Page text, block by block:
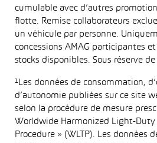
cumulable avec d’autres
flotte. Remise collaborateurs
un véhicule par personne.
concessions AMAG participantes
stocks disponibles. Sous réserve
¹Les données de consommation,
d’autonomie publiées sur ce site
selon la procédure de mesure
Worldwide Harmonized Light-Duty
Procedure » (WLTP). Les données